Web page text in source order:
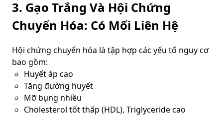
3. Gạo Trắng Và Hội Chứng
Chuyển Hóa: Có Mối Liên Hệ
Hội chứng chuyển hóa là tập hợp các yếu tố nguy cơ
bao gồm:
Huyết áp cao
Tăng đường huyết
Mỡ bụng nhiều
Cholesterol tốt thấp (HDL), Triglyceride cao